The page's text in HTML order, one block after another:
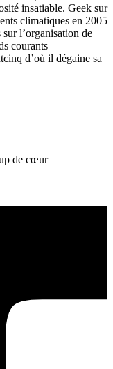
insatiable. Geek sur
climatiques en 2005
l’organisation de
courants
d’où il dégaine sa
de cœur